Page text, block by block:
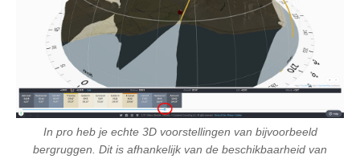
In pro heb je echte 3D voorstellingen van bijvoorbeeld
bergruggen. Dit is afhankelijk van de beschikbaarheid van